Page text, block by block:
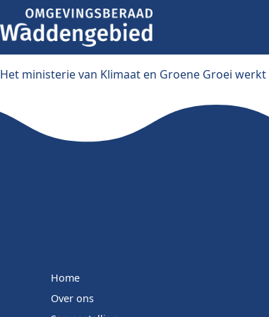
Het ministerie van Klimaat en Groene Groei
Home
Over ons